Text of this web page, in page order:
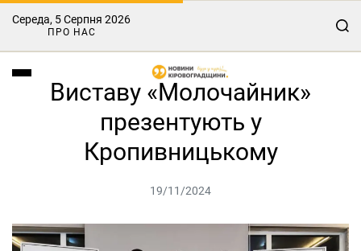
Середа, 5 Серпня 2026
ПРО НАС
Виставу «Молочайник»
презентують у
Кропивницькому
19/11/2024